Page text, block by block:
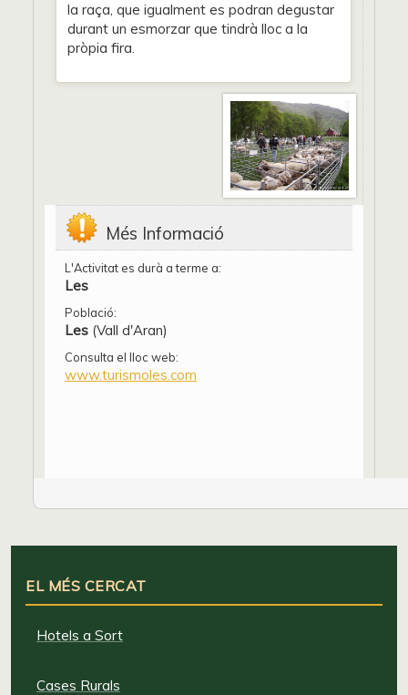
la raça, que igualment es podran degustar
durant un esmorzar que tindrà lloc a la
pròpia fira.
Més Informació
L'Activitat es durà a terme a:
Les
Població:
Les (Vall d'Aran)
Consulta el lloc web:
www.turismoles.com
EL MÉS CERCAT
Hotels a Sort
Cases Rurals